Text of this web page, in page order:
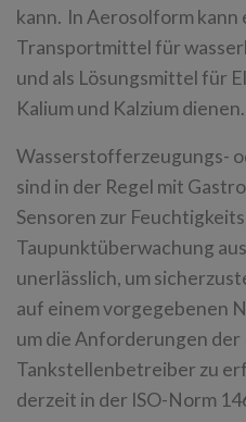
kann. In Aerosolform kann
Transportmittel für
und als Lösungsmittel für
Kalium und Kalzium dienen.
Wasserstofferzeugungs-
sind in der Regel mit
Sensoren zur
Taupunktüberwachung
unerlässlich, um
auf einem vorgegebenen
um die Anforderungen
Tankstellenbetreiber zu
derzeit in der ISO-Norm